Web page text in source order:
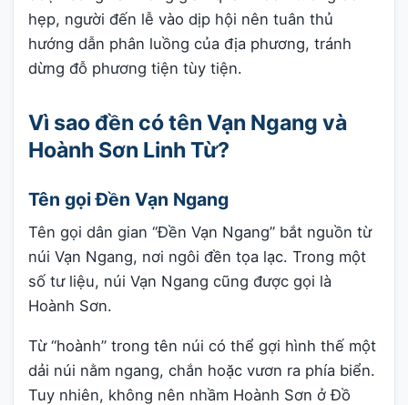
hẹp, người đến lễ vào dịp hội nên tuân thủ
hướng dẫn phân luồng của địa phương, tránh
dừng đỗ phương tiện tùy tiện.
Vì sao đền có tên Vạn Ngang và
Hoành Sơn Linh Từ?
Tên gọi Đền Vạn Ngang
Tên gọi dân gian “Đền Vạn Ngang” bắt nguồn từ
núi Vạn Ngang, nơi ngôi đền tọa lạc. Trong một
số tư liệu, núi Vạn Ngang cũng được gọi là
Hoành Sơn.
Từ “hoành” trong tên núi có thể gợi hình thế một
dải núi nằm ngang, chắn hoặc vươn ra phía biển.
Tuy nhiên, không nên nhầm Hoành Sơn ở Đồ